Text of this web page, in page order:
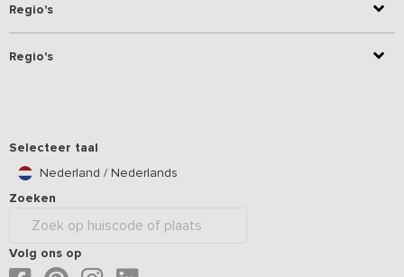
Regio's
Regio's
Selecteer taal
Nederland / Nederlands
Zoeken
Volg ons op